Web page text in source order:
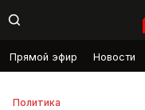
Прямой эфир Новости
Политика